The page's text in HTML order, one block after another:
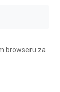
browseru za